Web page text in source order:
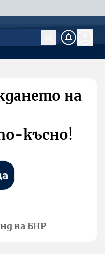
на
късно!
на БНР